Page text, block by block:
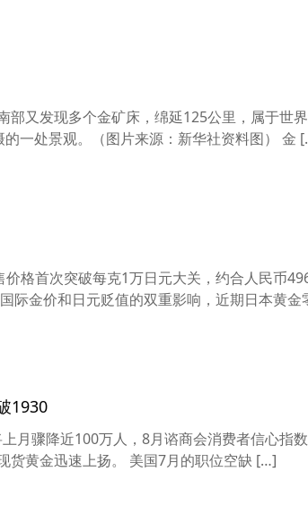
又发现多个金矿床，绵延125公里，属于世
一处景观。（图片来源：新华社资料图） 金
格首次突破每克1万日元大关，约合人民币496
际金价和日元贬值的双重影响，近期日本黄
1930
月骤降近100万人，8月谘商会消费者信心指
货黄金迅速上扬。 美国7月的职位空缺 […]